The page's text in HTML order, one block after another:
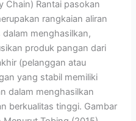
Chain) Rantai pasokan
rangkaian aliran
menghasilkan,
produk pangan dari
(pelanggan atau
yang stabil memiliki
dalam menghasilkan
berkualitas tinggi. Gambar